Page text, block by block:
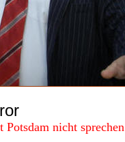
nicht sprechen